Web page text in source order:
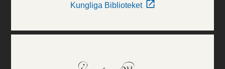
Kungliga Biblioteket